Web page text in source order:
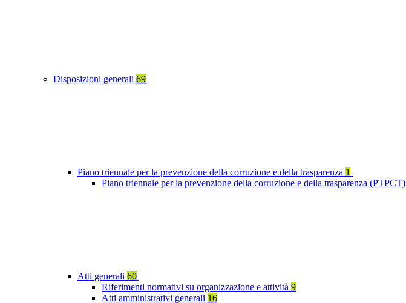
Disposizioni generali 69
Piano triennale per la prevenzione della corruzione e della trasparenza 1
Piano triennale per la prevenzione della corruzione e della trasparenza (PTPCT)
Atti generali 60
Riferimenti normativi su organizzazione e attività 9
Atti amministrativi generali 16